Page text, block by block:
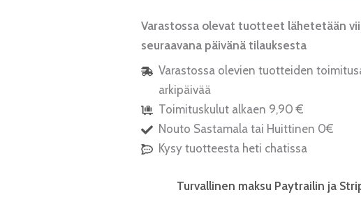
Varastossa olevat tuotteet lähetetään
seuraavana päivänä tilauksesta
Varastossa olevien tuotteiden
arkipäivää
Toimituskulut alkaen 9,90 €
Nouto Sastamala tai Huittinen 0€
Kysy tuotteesta heti chatissa
Turvallinen maksu Paytrailin ja